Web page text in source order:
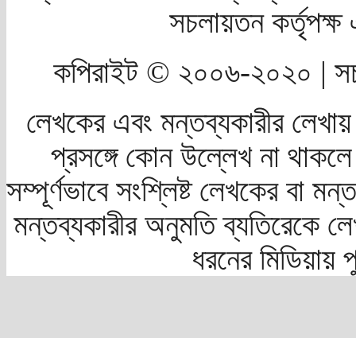
সচলায়তন
কপিরাইট © ২০০৬-২০২০ |
লেখকের এবং মন্তব্যকারীর
প্রসঙ্গে কোন উল্লেখ না
সম্পূর্ণভাবে সংশ্লিষ্ট লেখকের বা
মন্তব্যকারীর অনুমতি ব্যতিরেকে
ধরনের মিডিয়ায়